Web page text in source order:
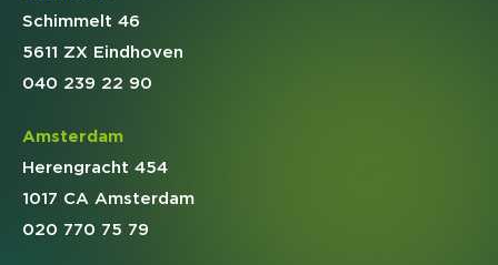
Schimmelt 46
5611 ZX Eindhoven
040 239 22 90
Amsterdam
Herengracht 454
1017 CA Amsterdam
020 770 75 79